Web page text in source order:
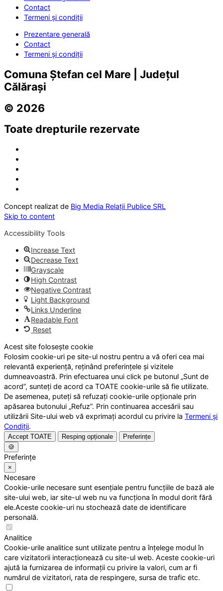
Contact
Termeni și condiții
Prezentare generală
Contact
Termeni și condiții
Comuna Ștefan cel Mare | Județul
Călărași
© 2026
Toate drepturile rezervate
Concept realizat de Big Media Relații Publice SRL
Skip to content
Accessibility Tools
Increase Text
Decrease Text
Grayscale
High Contrast
Negative Contrast
Light Background
Links Underline
Readable Font
Reset
Acest site folosește cookie
Folosim cookie-uri pe site-ul nostru pentru a vă oferi cea mai
relevantă experiență, reținând preferințele și vizitele
dumneavoastră. Prin efectuarea unui click pe butonul „Sunt de
acord”, sunteți de acord ca TOATE cookie-urile să fie utilizate.
De asemenea, puteți să refuzați cookie-urile opționale prin
apăsarea butonului „Refuz”. Prin continuarea accesării sau
utilizării Site-ului web vă exprimați acordul cu privire la Termeni și
Condiții.
Accept TOATE Resping opționale
Preferințe
🍪
Preferințe
×
Necesare
Cookie-urile necesare sunt esențiale pentru funcțiile de bază ale
site-ului web, iar site-ul web nu va funcționa în modul dorit fără
ele.Aceste cookie-uri nu stochează date de identificare
personală.
Analitice
Cookie-urile analitice sunt utilizate pentru a înțelege modul în
care vizitatorii interacționează cu site-ul web. Aceste cookie-uri
ajută la furnizarea de informații cu privire la valori, cum ar fi
numărul de vizitatori, rata de respingere, sursa de trafic etc.